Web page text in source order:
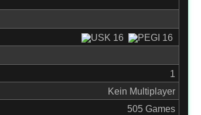
1
Kein Multiplayer
505 Games